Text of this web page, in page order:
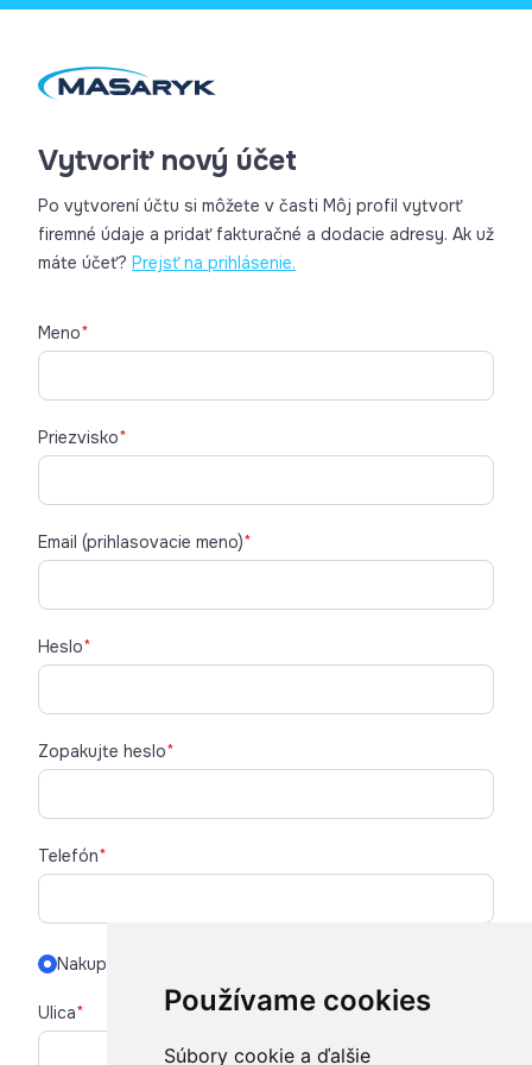
Používame cookies
Súbory cookie a ďalšie
Vytvoriť nový účet
Po vytvorení účtu si môžete v časti Môj profil vytvorť
firemné údaje a pridať fakturačné a dodacie adresy. Ak už
máte účeť? Prejsť na prihlásenie.
Meno*
Priezvisko*
Email (prihlasovacie meno)*
Heslo*
Zopakujte heslo*
Telefón*
Nakupujem súkromne
Ulica*